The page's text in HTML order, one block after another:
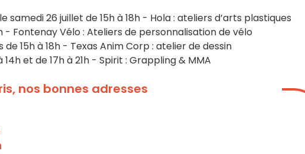
samedi 26 juillet de 15h à 18h - Hola : ateliers d’arts plastiques
- Fontenay Vélo : Ateliers de personnalisation de vélo
15h à 18h - Texas Anim Corp : atelier de dessin
et de 17h à 21h - Spirit : Grappling & MMA
nos bonnes adresses